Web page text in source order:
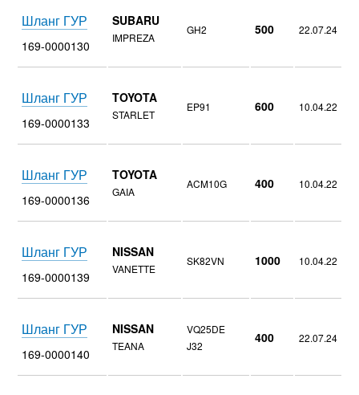
Шланг ГУР
169-0000130
SUBARU
IMPREZA
GH2 500 22.07.24
Шланг ГУР
169-0000133
TOYOTA
STARLET
EP91 600 10.04.22
Шланг ГУР
169-0000136
TOYOTA
GAIA
ACM10G 400 10.04.22
Шланг ГУР
169-0000139
NISSAN
VANETTE
SK82VN 1000 10.04.22
Шланг ГУР
169-0000140
NISSAN
TEANA
VQ25DE
J32
400 22.07.24